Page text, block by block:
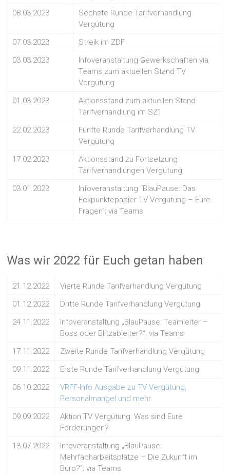
08.03.2023
Sechste Runde Tarifverhandlung
Vergütung
07.03.2023
Streik im ZDF
03.03.2023
Infoveranstaltung Gewerkschaften via
Teams zum aktuellen Stand TV
Vergütung
01.03.2023
Aktionsstand zum aktuellen Stand
Tarifverhandlung im SZ1
22.02.2023
Fünfte Runde Tarifverhandlung TV
Vergütung
17.02.2023
Aktionsstand zu Fortsetzung
Tarifverhandlungen Vergütung
03.01.2023
Infoveranstaltung “BlauPause: Das
Eckpunktepapier TV Vergütung – Eure
Fragen”; via Teams
Was wir 2022 für Euch getan haben
21.12.2022
Vierte Runde Tarifverhandlung Vergütung
01.12.2022
Dritte Runde Tarifverhandlung Vergütung
24.11.2022
Infoveranstaltung „BlauPause: Teamleiter –
Boss oder Blitzableiter?“; via Teams
17.11.2022
Zweite Runde Tarifverhandlung Vergütung
09.11.2022
Erste Runde Tarifverhandlung Vergütung
06.10.2022
VRFF-Info Ausgabe zu TV Vergütung,
Personalmangel und mehr
09.09.2022
Aktion TV Vergütung: Was sind Eure
Forderungen?
13.07.2022
Infoveranstaltung „BlauPause:
Mehrfacharbeitsplätze – Die Zukunft im
Büro?“; via Teams